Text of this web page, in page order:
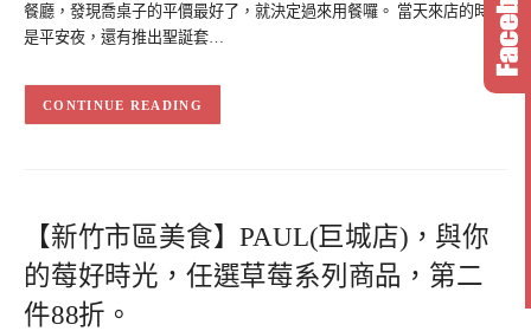
餐廳，發現喬桌子的平價最好了，就決定過來用餐囉。 當天來店的時候
是平安夜，還有推出聖誕套…
CONTINUE READING
【新竹市區美食】PAUL(巨城店)，與你
的莓好時光，任選草莓系列商品，第二
件88折。